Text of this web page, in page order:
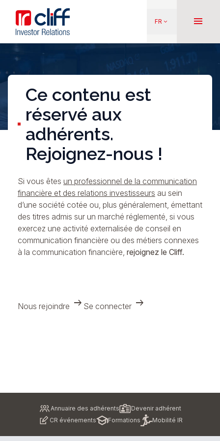
contenu
principal
Aller directement au contenu
FR keyboard_arrow_down menu
Ce contenu est
réservé aux
adhérents.
Rejoignez-nous !
Si vous êtes un professionnel de la communication
financière et des relations investisseurs au sein
d’une société cotée ou, plus généralement, émettant
des titres admis sur un marché réglementé, si vous
exercez une activité externalisée de conseil en
communication financière ou des métiers connexes
à la communication financière, rejoignez le Cliff.
Nous rejoindre arrow_right_alt Se connecter arrow_right_alt
Annuaire des adhérents
Devenir adhérent
CR événements
Formations Mobilité IR